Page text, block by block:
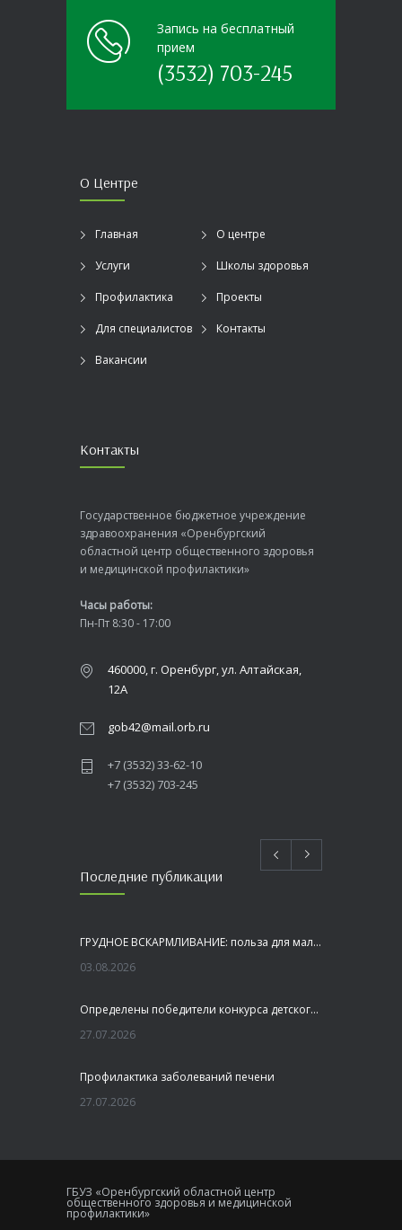
Запись на бесплатный
прием
(3532) 703-245
О Центре
Главная О центре
Услуги Школы здоровья
Профилактика Проекты
Для специалистов Контакты
Вакансии
Контакты
Государственное бюджетное учреждение
здравоохранения «Оренбургский
областной центр общественного здоровья
и медицинской профилактики»
Часы работы:
Пн-Пт 8:30 - 17:00
460000, г. Оренбург, ул. Алтайская,
12А
gob42@mail.orb.ru
+7 (3532) 33-62-10
+7 (3532) 703-245
Последние публикации
ГРУДНОЕ ВСКАРМЛИВАНИЕ: польза для малыша и мамы
03.08.2026
Определены победители конкурса детского рисунка «Я шагаю по Оренбуржью»
27.07.2026
Профилактика заболеваний печени
27.07.2026
Как сохранить здоровье головного мозга
ГБУЗ «Оренбургский областной центр
общественного здоровья и медицинской
профилактики»